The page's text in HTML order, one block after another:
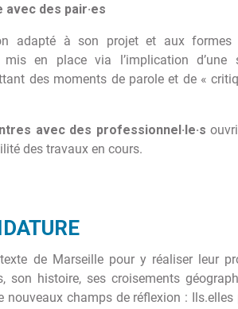
des pair·es
adapté à son projet et aux formes
en place via l’implication d’une
des moments de parole et de «
avec des professionnel·le·s
des travaux en cours.
de Marseille pour y réaliser leur
son histoire, ses croisements
nouveaux champs de réflexion : Ils.elles